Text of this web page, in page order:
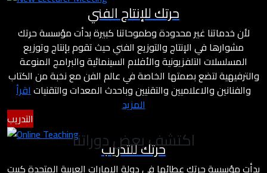
حرتك للإنتاج الفني
لأن خدماتنا غير محدودة وطموحاتنا كبيرة بدأت مؤسسة حرتك
مشوارها في الإنتاج والتوزيع الفني حيث تقوم بإنتاج وتوزيع
المسلسلات التلفزيونية والأفلام السينمائية والبرامج المنوعة
والترفيهية لتضع بصمتها الخاصة في عالم الفن مع نخبة من الكتاب
والفنانين والاعلاميين والتقنيين وباحدث المعدات والتقنياتاقرأ
المزيد
التدريب
حرتك للتدريب
بدأت مؤسسة حرتك عطائها في دولة الإمارات العربية المتحدة كبيت
اكتشف بعض دوراتنا